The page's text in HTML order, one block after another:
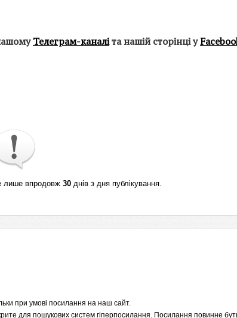
Телеграм-каналіта нашій сторінці у
лише впродовж 30 днів з дня публікування.
при умові посилання на наш сайт.
для пошукових систем гіперпосилання. Посилання повинне